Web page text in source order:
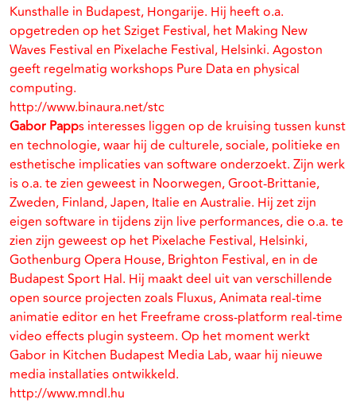
Kunsthalle in Budapest, Hongarije. Hij heeft o.a.
opgetreden op het Sziget Festival, het Making New
Waves Festival en Pixelache Festival, Helsinki. Agoston
geeft regelmatig workshops Pure Data en physical
computing.
http://www.binaura.net/stc
Gabor Papps interesses liggen op de kruising tussen kunst
en technologie, waar hij de culturele, sociale, politieke en
esthetische implicaties van software onderzoekt. Zijn werk
is o.a. te zien geweest in Noorwegen, Groot-Brittanie,
Zweden, Finland, Japen, Italie en Australie. Hij zet zijn
eigen software in tijdens zijn live performances, die o.a. te
zien zijn geweest op het Pixelache Festival, Helsinki,
Gothenburg Opera House, Brighton Festival, en in de
Budapest Sport Hal. Hij maakt deel uit van verschillende
open source projecten zoals Fluxus, Animata real-time
animatie editor en het Freeframe cross-platform real-time
video effects plugin systeem. Op het moment werkt
Gabor in Kitchen Budapest Media Lab, waar hij nieuwe
media installaties ontwikkeld.
http://www.mndl.hu